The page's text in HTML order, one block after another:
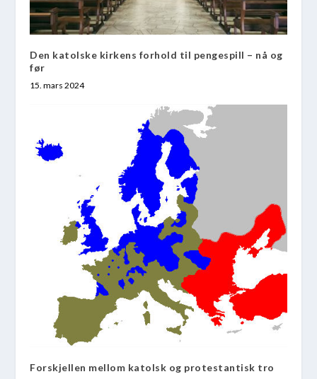
Den katolske kirkens forhold til pengespill – nå og
før
15. mars 2024
Forskjellen mellom katolsk og protestantisk tro